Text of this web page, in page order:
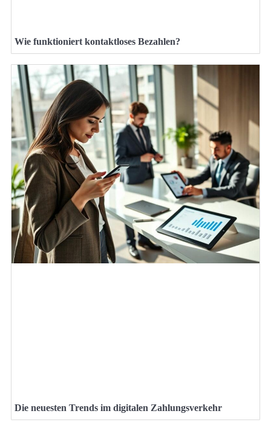
Wie funktioniert kontaktloses Bezahlen?
Die neuesten Trends im digitalen Zahlungsverkehr